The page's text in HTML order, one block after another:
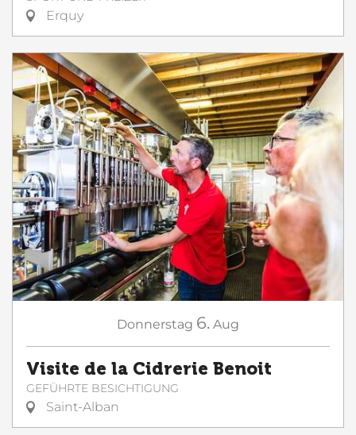
Erquy
Donnerstag 6. Aug
Visite de la Cidrerie Benoit
GEFÜHRTE BESICHTIGUNG
Saint-Alban